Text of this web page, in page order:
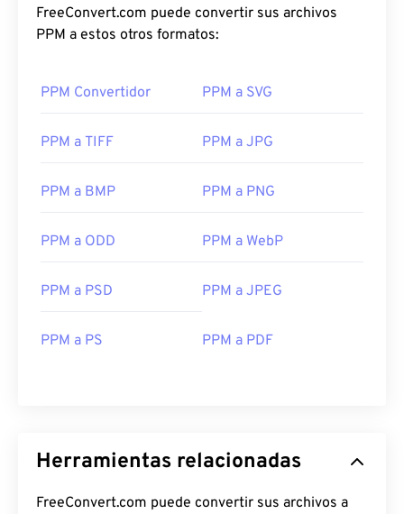
FreeConvert.com puede convertir sus archivos
PPM a estos otros formatos:
PPM Convertidor PPM a SVG
PPM a TIFF PPM a JPG
PPM a BMP PPM a PNG
PPM a ODD PPM a WebP
PPM a PSD PPM a JPEG
PPM a PS PPM a PDF
Herramientas relacionadas
FreeConvert.com puede convertir sus archivos a